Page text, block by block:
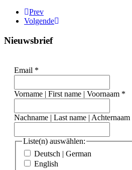
Prev
Volgende
Nieuwsbrief
Email *
Vorname | First name | Voornaam *
Nachname | Last name | Achternaam
Liste(n) auswählen:
Deutsch | German
English